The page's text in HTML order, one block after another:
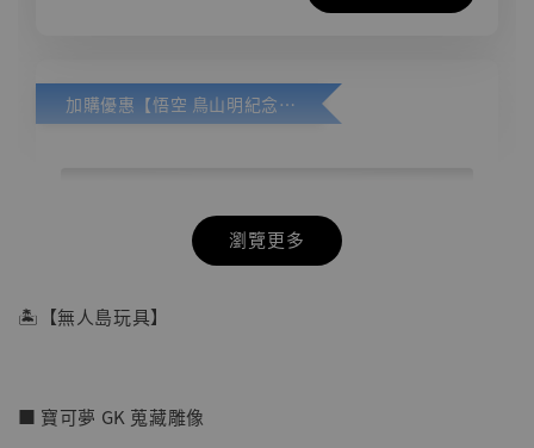
加購優惠【悟空 鳥山明紀念款 [奇蹟工作室]】
瀏覽更多
🏝【無人島玩具】
■ 寶可夢 GK 蒐藏雕像